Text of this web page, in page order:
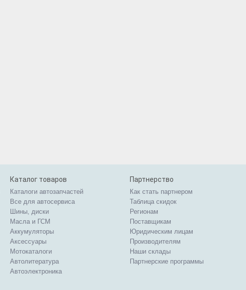
Каталог товаров
Каталоги автозапчастей
Все для автосервиса
Шины, диски
Масла и ГСМ
Аккумуляторы
Аксессуары
Мотокаталоги
Автолитература
Автоэлектроника
Партнерство
Как стать партнером
Таблица скидок
Регионам
Поставщикам
Юридическим лицам
Производителям
Наши склады
Партнерские программы